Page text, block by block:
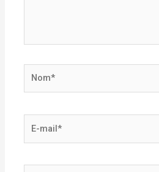
mail*